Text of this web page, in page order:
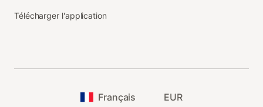
Télécharger l'application
Français EUR